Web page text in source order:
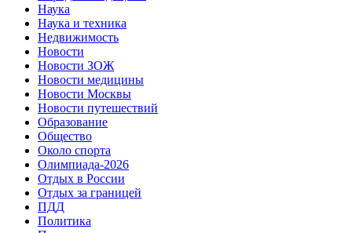
Наука
Наука и техника
Недвижимость
Новости
Новости ЗОЖ
Новости медицины
Новости Москвы
Новости путешествий
Образование
Общество
Около спорта
Олимпиада-2026
Отдых в России
Отдых за границей
ПДД
Политика